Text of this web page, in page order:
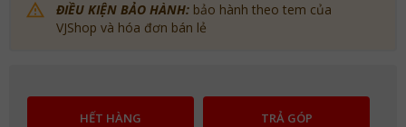
ĐIỀU KIỆN BẢO HÀNH: bảo hành theo tem của
VJShop và hóa đơn bán lẻ
HẾT HÀNG TRẢ GÓP